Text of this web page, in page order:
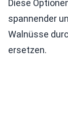
Diese
spannender
Walnüsse
ersetzen.